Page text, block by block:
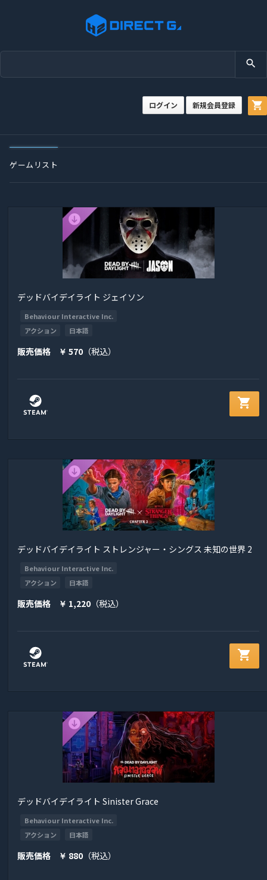
search
shopping_cart
ログイン 新規会員登録
ゲームリスト
デッドバイデイライト ジェイソン
Behaviour Interactive Inc.
アクション
日本語
販売価格 ￥ 570 （税込）
shopping_cart
デッドバイデイライト ストレンジャー・シングス 未知の世界 2
Behaviour Interactive Inc.
アクション
日本語
販売価格 ￥ 1,220 （税込）
shopping_cart
デッドバイデイライト Sinister Grace
Behaviour Interactive Inc.
アクション
日本語
販売価格 ￥ 880 （税込）